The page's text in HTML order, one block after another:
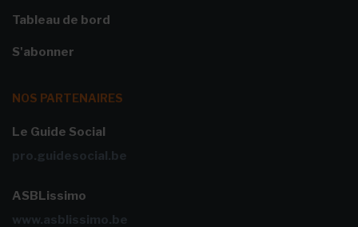
Tableau de bord
S'abonner
NOS PARTENAIRES
Le Guide Social
pro.guidesocial.be
ASBLissimo
www.asblissimo.be